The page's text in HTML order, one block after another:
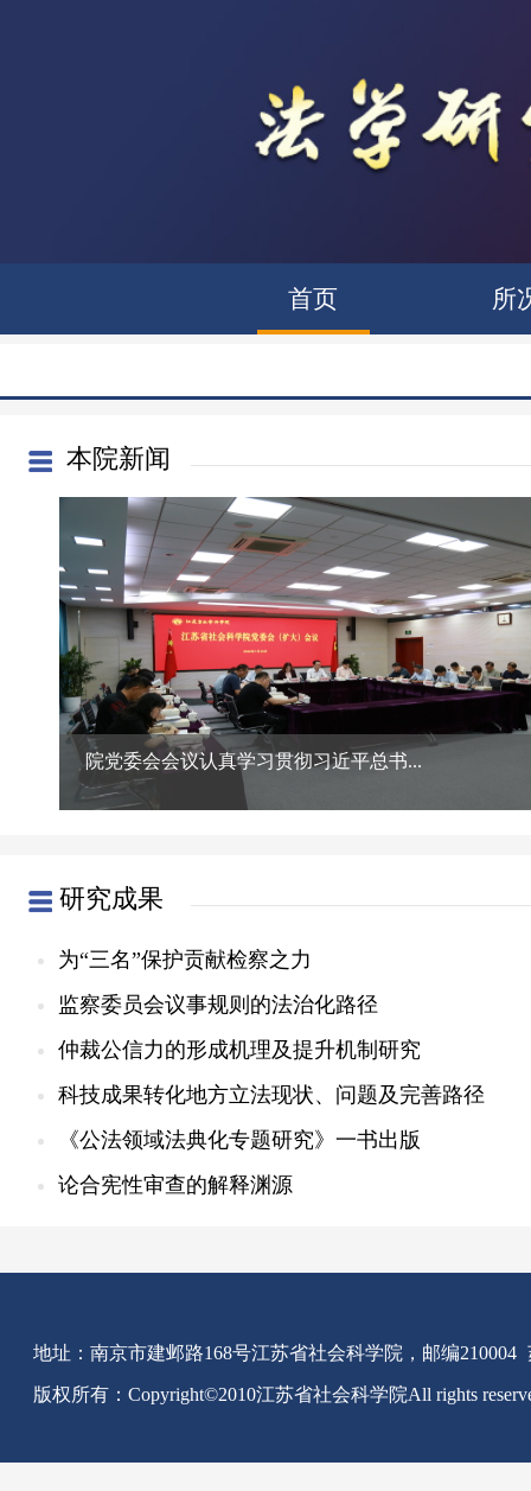
首页 所
本院新闻
院党委会会议认真学习贯彻习近平总书...
研究成果
为“三名”保护贡献检察之力
监察委员会议事规则的法治化路径
仲裁公信力的形成机理及提升机制研究
科技成果转化地方立法现状、问题及完善路径
《公法领域法典化专题研究》一书出版
论合宪性审查的解释渊源
地址：南京市建邺路168号江苏省社会科学院，邮编210004
版权所有：Copyright©2010江苏省社会科学院All rights